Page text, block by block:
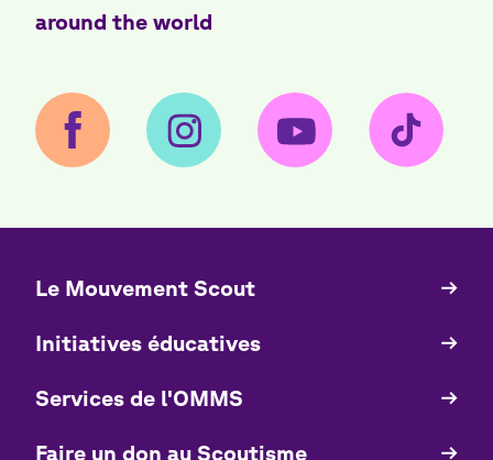
around the world
Quick
Le Mouvement Scout
Initiatives éducatives
Services de l'OMMS
Faire un don au Scoutisme